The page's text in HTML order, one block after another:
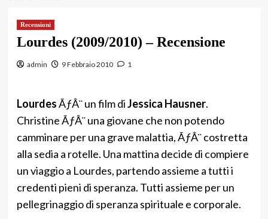
Recensioni
Lourdes (2009/2010) – Recensione
admin 9 Febbraio 2010 1
LourdesÃƒÂ¨ un film diJessica Hausner.
Christine ÃƒÂ¨ una giovane che non potendo
camminare per una grave malattia, ÃƒÂ¨ costretta
alla sedia a rotelle. Una mattina decide di compiere
un viaggio a Lourdes, partendo assieme a tutti i
credenti pieni di speranza. Tutti assieme per un
pellegrinaggio di speranza spirituale e corporale.